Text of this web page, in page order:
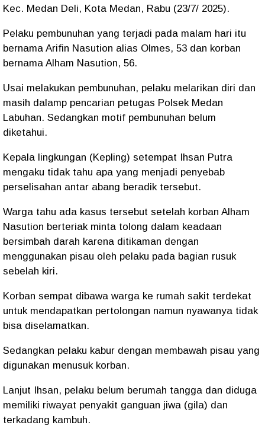
Kec. Medan Deli, Kota Medan, Rabu (23/7/ 2025).
Pelaku pembunuhan yang terjadi pada malam hari itu
bernama Arifin Nasution alias Olmes, 53 dan korban
bernama Alham Nasution, 56.
Usai melakukan pembunuhan, pelaku melarikan diri dan
masih dalamp pencarian petugas Polsek Medan
Labuhan. Sedangkan motif pembunuhan belum
diketahui.
Kepala lingkungan (Kepling) setempat Ihsan Putra
mengaku tidak tahu apa yang menjadi penyebab
perselisahan antar abang beradik tersebut.
Warga tahu ada kasus tersebut setelah korban Alham
Nasution berteriak minta tolong dalam keadaan
bersimbah darah karena ditikaman dengan
menggunakan pisau oleh pelaku pada bagian rusuk
sebelah kiri.
Korban sempat dibawa warga ke rumah sakit terdekat
untuk mendapatkan pertolongan namun nyawanya tidak
bisa diselamatkan.
Sedangkan pelaku kabur dengan membawah pisau yang
digunakan menusuk korban.
Lanjut Ihsan, pelaku belum berumah tangga dan diduga
memiliki riwayat penyakit ganguan jiwa (gila) dan
terkadang kambuh.